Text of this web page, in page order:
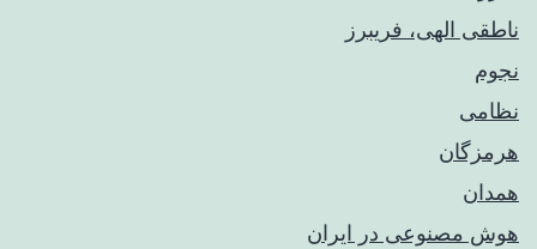
ناطقی الهی، فریبرز
نجوم
نظامی
هرمزگان
همدان
هوش مصنوعی در ایران